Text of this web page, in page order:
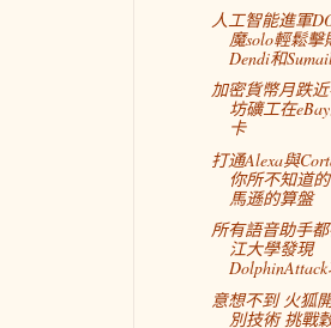
人工智能進軍
魔solo輕鬆
Dendi和
加密貨幣月跌
坊礦工在
卡
打通Alexa與
你所不知道
馬遜的算盤
所有語音助手
江大學發現
意想不到 火狐
別技術 挑戰